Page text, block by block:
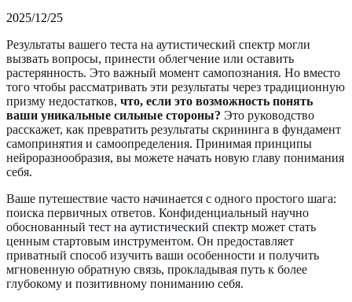
2025/12/25
Результаты вашего теста на аутистический спектр могли
вызвать вопросы, принести облегчение или оставить
растерянность. Это важный момент самопознания. Но вместо
того чтобы рассматривать эти результаты через традиционную
призму недостатков, что, если это возможность понять
ваши уникальные сильные стороны? Это руководство
расскажет, как превратить результаты скрининга в фундамент
самопринятия и самоопределения. Принимая принципы
нейроразнообразия, вы можете начать новую главу понимания
себя.
Ваше путешествие часто начинается с одного простого шага:
поиска первичных ответов. Конфиденциальный научно
обоснованный тест на аутистический спектр может стать
ценным стартовым инструментом. Он предоставляет
приватный способ изучить ваши особенности и получить
мгновенную обратную связь, прокладывая путь к более
глубокому и позитивному пониманию себя.